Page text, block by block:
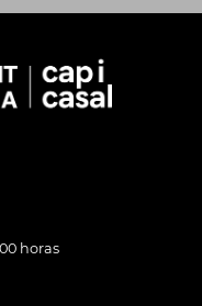
horas